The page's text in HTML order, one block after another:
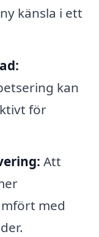
känsla i ett
kan
för
Att
med